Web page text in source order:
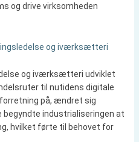
og drive virksomheden
og iværksætteri
og iværksætteri udviklet
til nutidens digitale
på, ændret sig
begyndte industrialiseringen at
hvilket førte til behovet for